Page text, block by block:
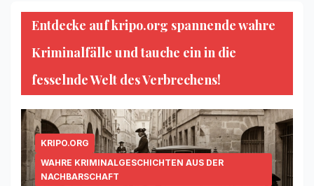
Entdecke auf kripo.org spannende wahre
Kriminalfälle und tauche ein in die
fesselnde Welt des Verbrechens!
KRIPO.ORG
WAHRE KRIMINALGESCHICHTEN AUS DER
NACHBARSCHAFT